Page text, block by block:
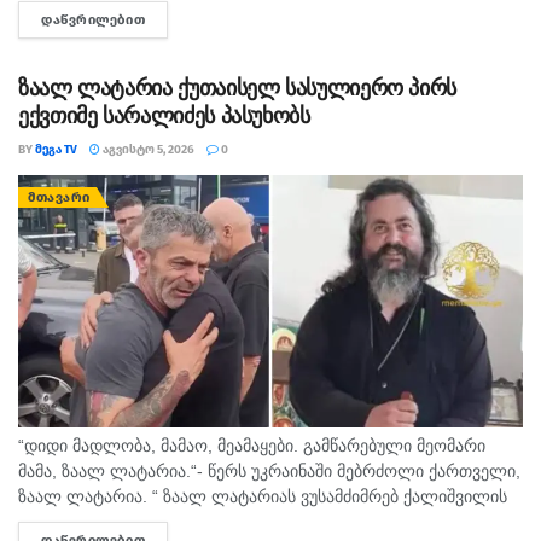
უნდა. წუ­ხელ შე­ვი­და გან­ცხა­დე­ბა. გთხოვთ თუ ვინ­მემ რა­ი­მე...
ᲓᲐᲬᲕᲠᲘᲚᲔᲑᲘᲗ
ზაალ ლატარია ქუთაისელ სასულიერო პირს
ექვთიმე სარალიძეს პასუხობს
BYᲛᲔᲒᲐ TV ᲐᲒᲕᲘᲡᲢᲝ 5, 2026 0
ᲛᲗᲐᲕᲐᲠᲘ
“დიდი მადლობა, მამაო, მეამაყები. გამწარებული მეომარი
მამა, ზაალ ლატარია.“- წერს უკრაინაში მებრძოლი ქართველი,
ზაალ ლატარია. “ ზაალ ლატარიას ვუსამძიმრებ ქალიშვილის
გარდაცვალების გამო. მხარდაჭერას ვუცხადებ. ქუთაისში,